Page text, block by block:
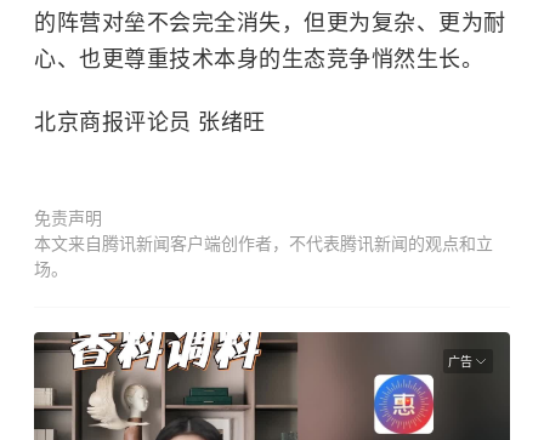
的阵营对垒不会完全消失，但更为复杂、更为耐
心、也更尊重技术本身的生态竞争悄然生长。
北京商报评论员 张绪旺
免责声明
本文来自腾讯新闻客户端创作者，不代表腾讯新闻的观点和立
场。
广告